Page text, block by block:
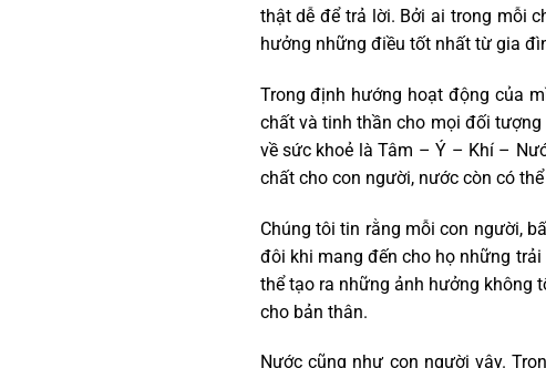
thật dễ để trả lời. Bởi ai trong mỗi
hưởng những điều tốt nhất từ gia
Trong định hướng hoạt động của
chất và tinh thần cho mọi đối
về sức khoẻ là Tâm – Ý – Khí –
chất cho con người, nước còn có
Chúng tôi tin rằng mỗi con người,
đôi khi mang đến cho họ những
thể tạo ra những ảnh hưởng không
cho bản thân.
Nước cũng như con người vậy.